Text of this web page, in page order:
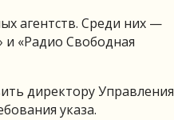
агентств. Среди них —
«Радио Свободная
директору Управления
указа.